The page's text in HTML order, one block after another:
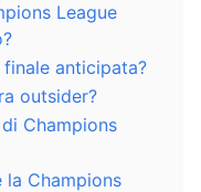
League
finale anticipata?
outsider?
Champions
Champions